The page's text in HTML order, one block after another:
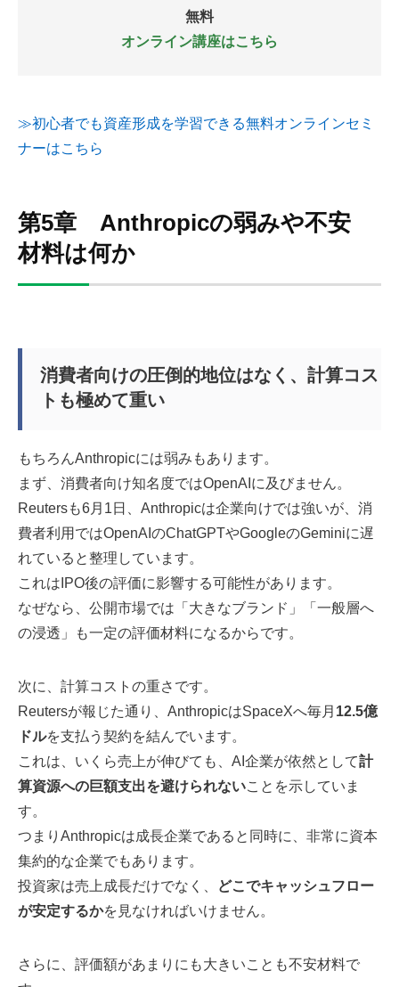
無料
オンライン講座はこちら
≫初心者でも資産形成を学習できる無料オンラインセミ
ナーはこちら
第5章 Anthropicの弱みや不安
材料は何か
消費者向けの圧倒的地位はなく、計算コス
トも極めて重い
もちろんAnthropicには弱みもあります。
まず、消費者向け知名度ではOpenAIに及びません。
Reutersも6月1日、Anthropicは企業向けでは強いが、消
費者利用ではOpenAIのChatGPTやGoogleのGeminiに遅
れていると整理しています。
これはIPO後の評価に影響する可能性があります。
なぜなら、公開市場では「大きなブランド」「一般層へ
の浸透」も一定の評価材料になるからです。
次に、計算コストの重さです。
Reutersが報じた通り、AnthropicはSpaceXへ毎月 12.5億
ドルを支払う契約を結んでいます。
これは、いくら売上が伸びても、AI企業が依然として計
算資源への巨額支出を避けられないことを示していま
す。
つまりAnthropicは成長企業であると同時に、非常に資本
集約的な企業でもあります。
投資家は売上成長だけでなく、
どこでキャッシュフロー
が安定するかを見なければいけません。
さらに、評価額があまりにも大きいことも不安材料で